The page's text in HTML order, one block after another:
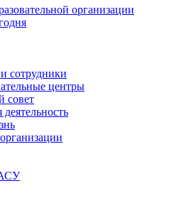
организации
сотрудники
центры
совет